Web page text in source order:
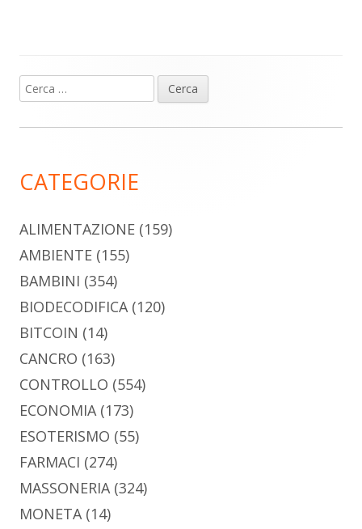
Barra
laterale
Ricerca
per:
CATEGORIE
ALIMENTAZIONE (159)
AMBIENTE (155)
BAMBINI (354)
BIODECODIFICA(120)
BITCOIN (14)
CANCRO (163)
CONTROLLO (554)
ECONOMIA(173)
ESOTERISMO (55)
FARMACI (274)
MASSONERIA(324)
MONETA(14)